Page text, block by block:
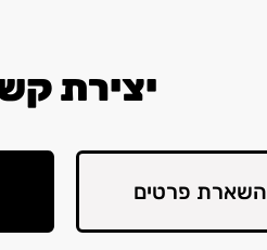
יצירת
השארת פרטים